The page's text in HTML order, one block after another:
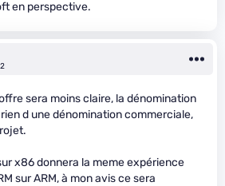
en perspective.
sera moins claire, la dénomination
rien d une dénomination commerciale,
x86 donnera la meme expérience
sur ARM, à mon avis ce sera